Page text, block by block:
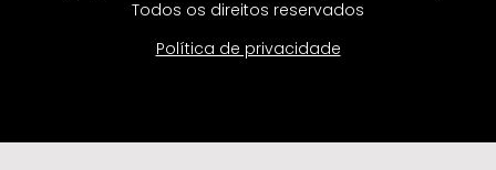
Todos os direitos reservados
Política de privacidade